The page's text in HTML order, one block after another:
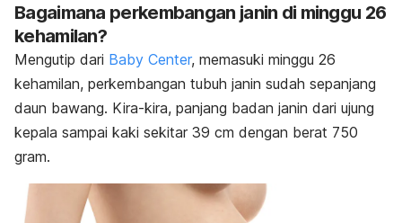
Kesehatan dan Keselamatan
Bagaimana perkembangan janin di minggu 26
kehamilan?
Mengutip dari Baby Center, memasuki minggu 26
kehamilan, perkembangan tubuh janin sudah sepanjang
daun bawang. Kira-kira, panjang badan janin dari ujung
kepala sampai kaki sekitar 39 cm dengan berat 750
gram.